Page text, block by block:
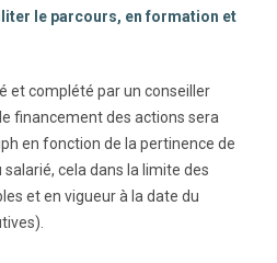
le parcours, en formation et
et complété par un conseiller
financement des actions sera
en fonction de la pertinence de
cela dans la limite des
et en vigueur à la date du